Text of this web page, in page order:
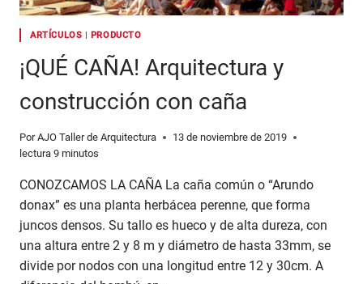
ARTÍCULOS PRODUCTO
¡QUÉ CAÑA! Arquitectura y
construcción con caña
Por AJO Taller de Arquitectura
13 de noviembre de 2019
lectura 9 minutos
CONOZCAMOS LA CAÑA La caña común o “Arundo
donax” es una planta herbácea perenne, que forma
juncos densos. Su tallo es hueco y de alta dureza, con
una altura entre 2 y 8 m y diámetro de hasta 33mm, se
divide por nodos con una longitud entre 12 y 30cm. A